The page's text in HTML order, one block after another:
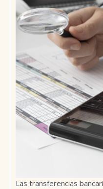
Las transferencias